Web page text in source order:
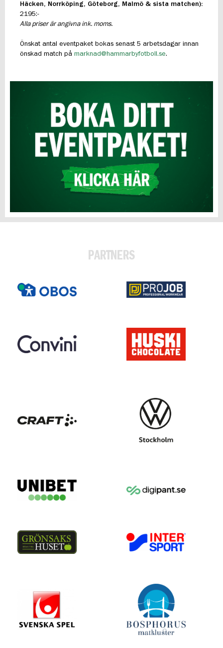
Häcken, Norrköping, Göteborg, Malmö & sista matchen):
2195:-
Alla priser är angivna ink. moms.
Önskat antal eventpaket bokas senast 5 arbetsdagar innan
önskad match på marknad@hammarbyfotboll.se.
PARTNERS